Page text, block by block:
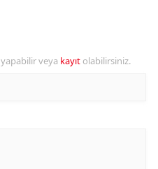
yapabilir veya kayıt olabilirsiniz.